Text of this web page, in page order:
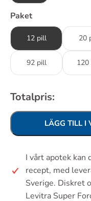
Paket
12 pill 20
92 pill
Totalpris:
LÄGG TILL I
I vårt apotek kan
recept, med
Sverige. Diskret
Levitra Super